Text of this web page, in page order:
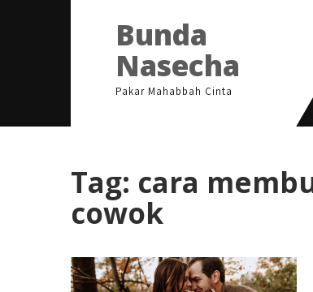
Bunda
Nasecha
Pakar Mahabbah Cinta
Tag: cara
cowok